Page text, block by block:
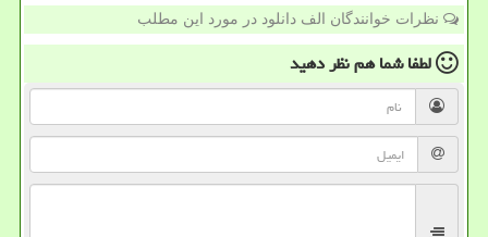
نظرات خوانندگان الف دانلود در مورد این مطلب
لطفا شما همنظر دهید